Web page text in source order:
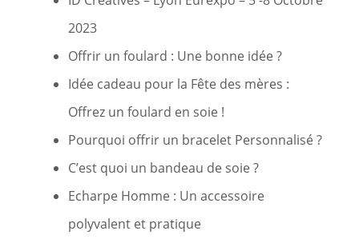
2023
Offrir un foulard : Une bonne idée ?
Idée cadeau pour la Fête des mères :
Offrez un foulard en soie !
Pourquoi offrir un bracelet Personnalisé ?
C’est quoi un bandeau de soie ?
Echarpe Homme : Un accessoire
polyvalent et pratique